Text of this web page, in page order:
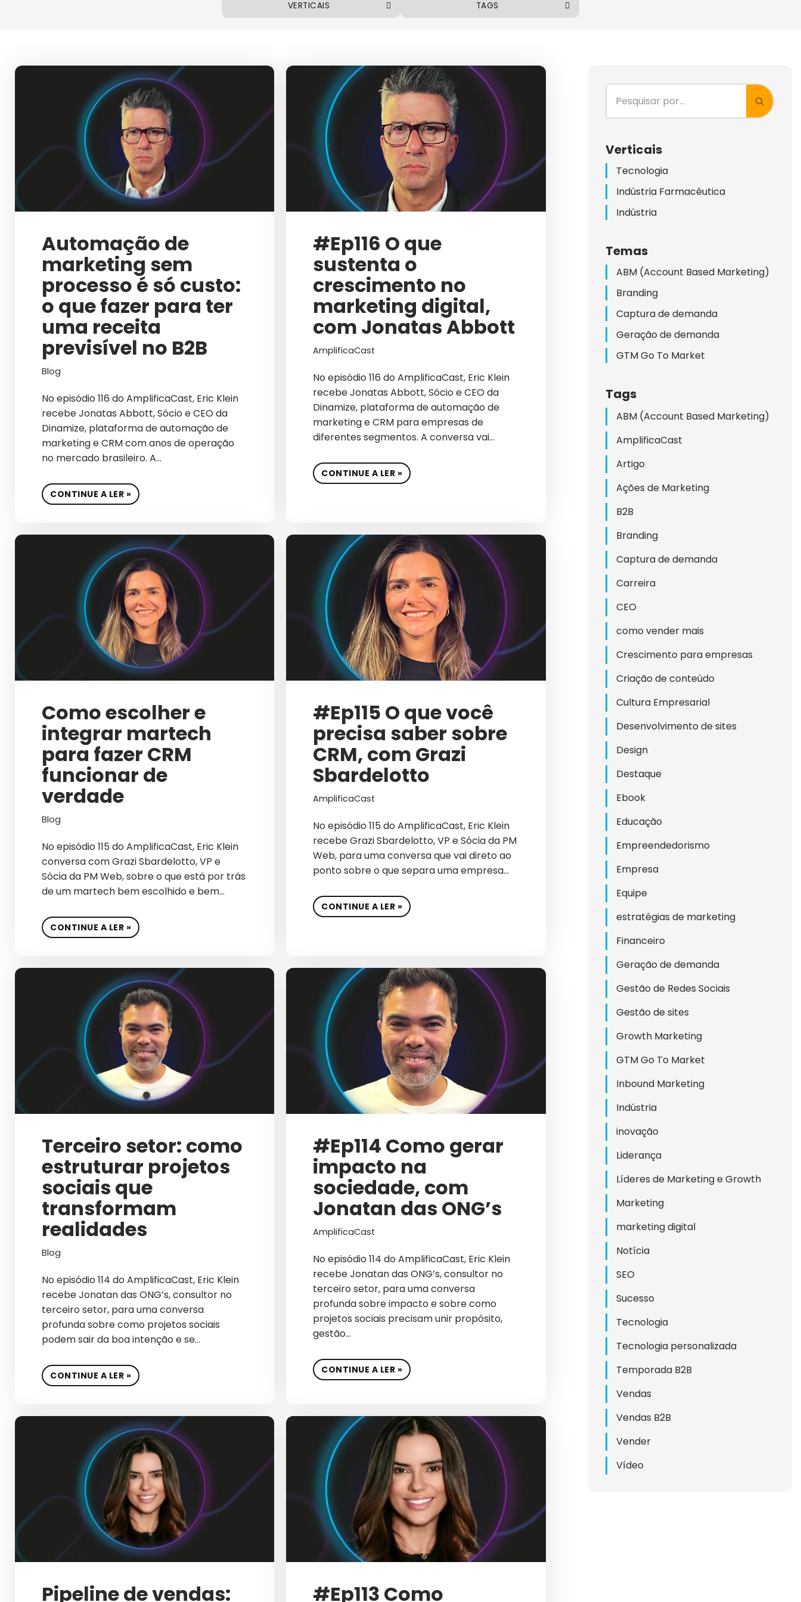
VERTICAIS
COSMÉTICOS
EMPREENDEDORISMO
FINANCEIRO
INDÚSTRIA
INDÚSTRIA FARMACÊUTICA
MARKETING
TECNOLOGIA
TAGS
ABM (ACCOUNT BASED MARKETING)
AÇÕES DE MARKETING
AMPLIFICACAST
ANÁLISE DE DADOS
AQUISIÇÃO DE CLIENTES
AQUISIÇÃO E RETENÇÃO DE CLIENTES
AUDITORIA DE CAMPANHAS
B2B INTERNACIONAL
BRANDING
CAMPANHAS PATROCINADAS
CAPTURA DE DEMANDA
CHATGPT
CIBERSEGURANÇA
CLIQUES INVÁLIDOS
COMO VENDER MAIS
COMUNICAÇÃO B2B
COMUNICAÇÃO CORPORATIVA
COMUNICAÇÃO EMPRESARIAL
COMUNICAÇÃO INTERNA
COSMÉTICOS
CRESCIMENTO PARA EMPRESAS
CRO
CULTURA
CULTURA EMPRESARIAL
DESIGN
DESTAQUE
E-COMMERCE DE COSMÉTICOS
EDUCAÇÃO
EMPREENDEDOR
EMPREENDER
EQUIPES DE VENDAS
ESTRATÉGIA DIGITAL
ESTRATÉGIAS DE GROWTH MARKETING
ESTRATÉGIAS DE MARKETING
ESTRATÉGIAS PARA VENDAS B2B
FINANCEIRO
FRAUDES EM GOOGLE ADS
FUTURO MARKETING B2B
GERAÇÃO DE DEMANDA
Automação de
marketing sem
processo é só custo:
o que fazer para ter
uma receita
previsível no B2B
Blog
No episódio 116 do AmplificaCast, Eric Klein
recebe Jonatas Abbott, Sócio e CEO da
Dinamize, plataforma de automação de
marketing e CRM com anos de operação
no mercado brasileiro. A…
CONTINUE A LER »
#Ep116 O que
sustenta o
crescimento no
marketing digital,
com Jonatas Abbott
AmplificaCast
No episódio 116 do AmplificaCast, Eric Klein
recebe Jonatas Abbott, Sócio e CEO da
Dinamize, plataforma de automação de
marketing e CRM para empresas de
diferentes segmentos. A conversa vai…
CONTINUE A LER »
Como escolher e
integrar martech
para fazer CRM
funcionar de
verdade
Blog
No episódio 115 do AmplificaCast, Eric Klein
conversa com Grazi Sbardelotto, VP e
Sócia da PM Web, sobre o que está por trás
de um martech bem escolhido e bem…
CONTINUE A LER »
#Ep115 O que você
precisa saber sobre
CRM, com Grazi
Sbardelotto
AmplificaCast
No episódio 115 do AmplificaCast, Eric Klein
recebe Grazi Sbardelotto, VP e Sócia da PM
Web, para uma conversa que vai direto ao
ponto sobre o que separa uma empresa…
CONTINUE A LER »
Terceiro setor: como
estruturar projetos
sociais que
transformam
realidades
Blog
No episódio 114 do AmplificaCast, Eric Klein
recebe Jonatan das ONG’s, consultor no
terceiro setor, para uma conversa
profunda sobre como projetos sociais
podem sair da boa intenção e se…
CONTINUE A LER »
#Ep114 Como gerar
impacto na
sociedade, com
Jonatan das ONG’s
AmplificaCast
No episódio 114 do AmplificaCast, Eric Klein
recebe Jonatan das ONG’s, consultor no
terceiro setor, para uma conversa
profunda sobre impacto e sobre como
projetos sociais precisam unir propósito,
gestão…
CONTINUE A LER »
Pipeline de vendas: #Ep113 Como
Verticais
Tecnologia
Indústria Farmacêutica
Indústria
Temas
ABM (Account Based Marketing)
Branding
Captura de demanda
Geração de demanda
GTM Go To Market
Tags
ABM (Account Based Marketing)
AmplificaCast
Artigo
Ações de Marketing
B2B
Branding
Captura de demanda
Carreira
CEO
como vender mais
Crescimento para empresas
Criação de conteúdo
Cultura Empresarial
Desenvolvimento de sites
Design
Destaque
Ebook
Educação
Empreendedorismo
Empresa
Equipe
estratégias de marketing
Financeiro
Geração de demanda
Gestão de Redes Sociais
Gestão de sites
Growth Marketing
GTM Go To Market
Inbound Marketing
Indústria
inovação
Liderança
Líderes de Marketing e Growth
Marketing
marketing digital
Notícia
SEO
Sucesso
Tecnologia
Tecnologia personalizada
Temporada B2B
Vendas
Vendas B2B
Vender
Vídeo